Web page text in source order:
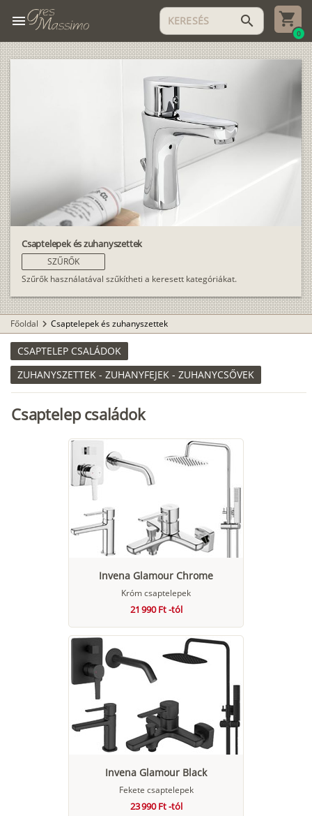
menu search
0
Csaptelepek és zuhanyszettek
SZŰRŐK
Szűrők használatával szűkítheti a keresett kategóriákat.
Főoldal chevron_right Csaptelepek és zuhanyszettek
CSAPTELEP CSALÁDOK
ZUHANYSZETTEK - ZUHANYFEJEK - ZUHANYCSŐVEK
Csaptelep családok
Invena Glamour Chrome
Króm csaptelepek
21 990 Ft -tól
Invena Glamour Black
Fekete csaptelepek
23 990 Ft -tól